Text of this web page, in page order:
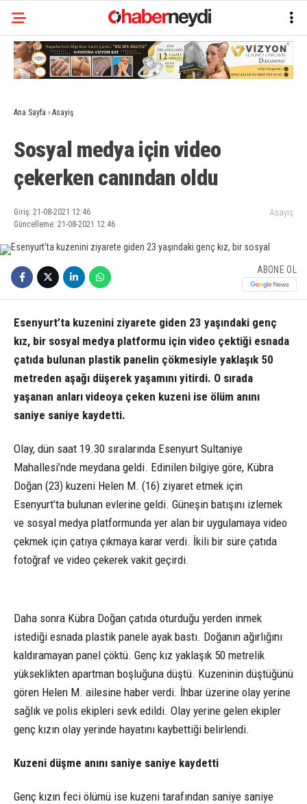
Ana Sayfa › Asayiş
Sosyal medya için video
çekerken canından oldu
Giriş: 21-08-2021 12:46
Güncelleme: 21-08-2021 12:46
Asayiş
ABONE OL
Esenyurt’ta kuzenini ziyarete giden 23 yaşındaki genç
kız, bir sosyal medya platformu için video çektiği esnada
çatıda bulunan plastik panelin çökmesiyle yaklaşık 50
metreden aşağı düşerek yaşamını yitirdi. O sırada
yaşanan anları videoya çeken kuzeni ise ölüm anını
saniye saniye kaydetti.
Olay, dün saat 19.30 sıralarında Esenyurt Sultaniye
Mahallesi’nde meydana geldi. Edinilen bilgiye göre, Kübra
Doğan (23) kuzeni Helen M. (16) ziyaret etmek için
Esenyurt’ta bulunan evlerine geldi. Güneşin batışını izlemek
ve sosyal medya platformunda yer alan bir uygulamaya video
çekmek için çatıya çıkmaya karar verdi. İkili bir süre çatıda
fotoğraf ve video çekerek vakit geçirdi.
Daha sonra Kübra Doğan çatıda oturduğu yerden inmek
istediği esnada plastik panele ayak bastı. Doğanın ağırlığını
kaldıramayan panel çöktü. Genç kız yaklaşık 50 metrelik
yükseklikten apartman boşluğuna düştü. Kuzeninin düştüğünü
gören Helen M. ailesine haber verdi. İhbar üzerine olay yerine
sağlık ve polis ekipleri sevk edildi. Olay yerine gelen ekipler
genç kızın olay yerinde hayatını kaybettiği belirlendi.
Kuzeni düşme anını saniye saniye kaydetti
Genç kızın feci ölümü ise kuzeni tarafından saniye saniye